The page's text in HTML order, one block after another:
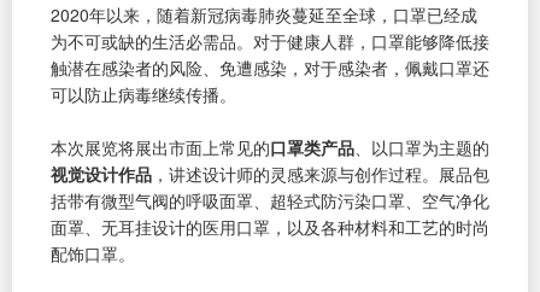
2020年以来，随着新冠病毒肺炎蔓延至全球，口罩已经成
为不可或缺的生活必需品。对于健康人群，口罩能够降低接
触潜在感染者的风险、免遭感染，对于感染者，佩戴口罩还
可以防止病毒继续传播。
本次展览将展出市面上常见的口罩类产品 、以口罩为主题的
视觉设计作品 ，讲述设计师的灵感来源与创作过程。展品包
括带有微型气阀的呼吸面罩、超轻式防污染口罩、空气净化
面罩、无耳挂设计的医用口罩，以及各种材料和工艺的时尚
配饰口罩。